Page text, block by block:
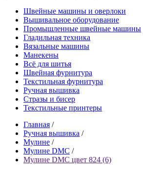
Швейные машины и оверлоки
Вышивальное оборудование
Промышленные швейные машины
Гладильная техника
Вязальные машины
Манекены
Всё для шитья
Швейная фурнитура
Текстильная фурнитура
Ручная вышивка
Стразы и бисер
Текстильные принтеры
Главная /
Ручная вышивка /
Мулине /
Мулине DMC /
Мулине DMC цвет 824 (6)